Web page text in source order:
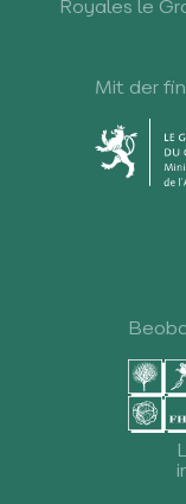
Royales le
Mit der